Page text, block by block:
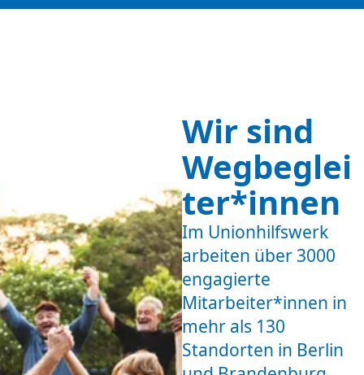
Wir sind
Wegbeglei
ter*innen
Im Unionhilfswerk
arbeiten über 3000
engagierte
Mitarbeiter*innen in
mehr als 130
Standorten in Berlin